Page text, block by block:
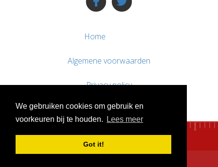
We gebruiken cookies om gebruik en
voorkeuren bij te houden.
Lees meer
Got it!
Home
Algemene voorwaarden
Privacy policy
Contact / Support